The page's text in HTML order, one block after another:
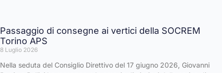
Passaggio di consegne ai vertici della SOCREM
Torino APS
8 Luglio 2026
Nella seduta del Consiglio Direttivo del 17 giugno 2026, Giovanni